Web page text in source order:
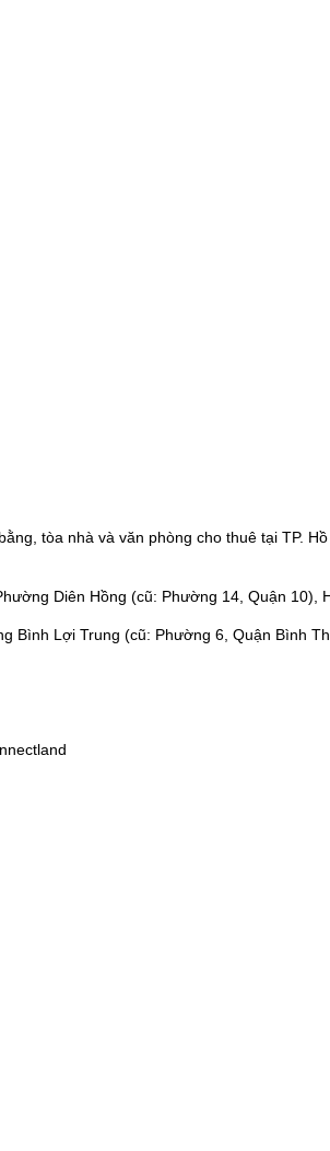
tòa nhà và văn phòng cho thuê tại TP.
Diên Hồng (cũ: Phường 14, Quận 10),
Bình Lợi Trung (cũ: Phường 6, Quận Bình